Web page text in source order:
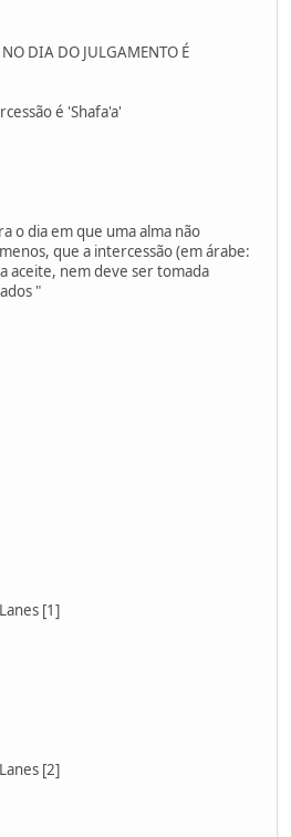
NO DIA DO JULGAMENTO É
é 'Shafa'a'
o dia em que uma alma não
que a intercessão (em árabe:
aceite, nem deve ser tomada
"
[1]
[2]